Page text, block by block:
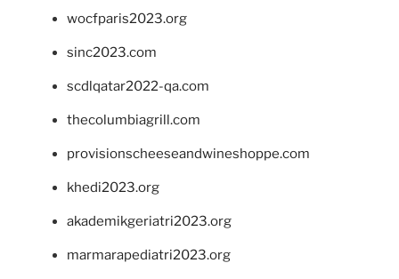
wocfparis2023.org
sinc2023.com
scdlqatar2022-qa.com
thecolumbiagrill.com
provisionscheeseandwineshoppe.com
khedi2023.org
akademikgeriatri2023.org
marmarapediatri2023.org